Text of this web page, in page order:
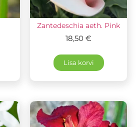
Zantedeschia aeth. Pink
18,50 €
Lisa korvi